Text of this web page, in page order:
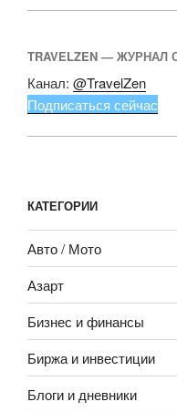
TRAVELZEN —
Канал: @TravelZen
Подписаться сейчас
КАТЕГОРИИ
Авто / Мото
Азарт
Бизнес и финансы
Биржа и инвестиции
Блоги и дневники